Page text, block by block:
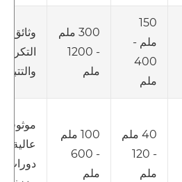
150
ملم -
400
ملم
300 ملم
- 1200
ملم
وثائق
التكرار
والتتبع
40 ملم
- 120
ملم
100 ملم
- 600
ملم
موثوقية
عالية،
دورات